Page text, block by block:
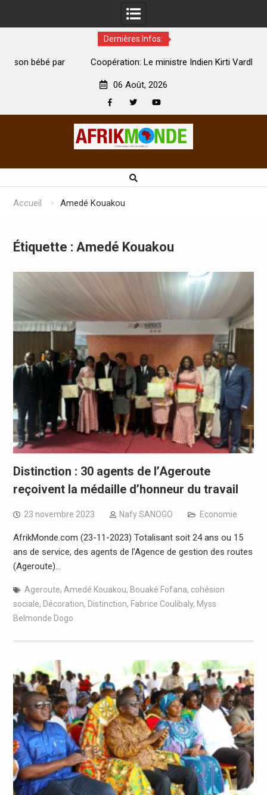
Dernières Infos:
Coopération: Le ministre Indien Kirti Vardhan Singh à
06 Août, 2026
Accueil Amedé Kouakou
Étiquette : Amedé Kouakou
Distinction : 30 agents de l’Ageroute
reçoivent la médaille d’honneur du travail
23 novembre 2023 Nafy SANOGO Economie
AfrikMonde.com (23-11-2023) Totalisant soit 24 ans ou 15
ans de service, des agents de l’Agence de gestion des routes
(Ageroute)…
Ageroute, Amedé Kouakou, Bouaké Fofana, cohésion
sociale, Décoration, Distinction, Fabrice Coulibaly, Myss
Belmonde Dogo